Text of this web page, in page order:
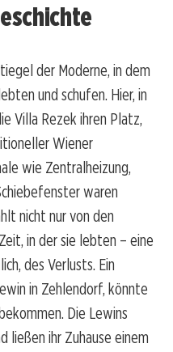
der Moderne, in dem
und schufen. Hier, in
Villa Rezek ihren Platz,
Wiener
wie Zentralheizung,
waren
nicht nur von den
in der sie lebten – eine
des Verlusts. Ein
in Zehlendorf, könnte
Die Lewins
ließen ihr Zuhause einem